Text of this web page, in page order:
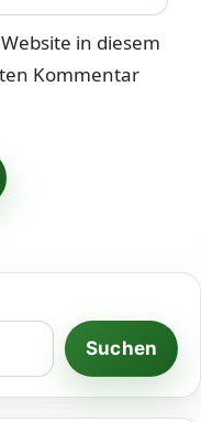
in diesem
Kommentar
Suchen